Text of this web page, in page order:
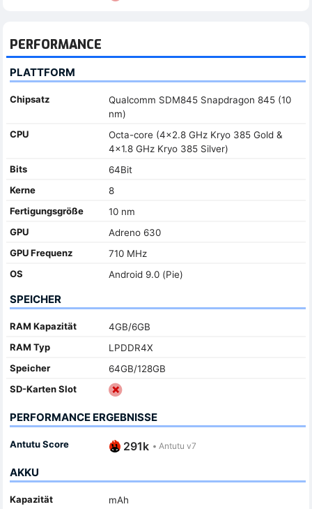
PERFORMANCE
PLATTFORM
Chipsatz
Qualcomm SDM845 Snapdragon 845 (10
nm)
CPU
Octa-core (4x2.8 GHz Kryo 385 Gold &
4x1.8 GHz Kryo 385 Silver)
Bits
64Bit
Kerne
8
Fertigungsgröße
10 nm
GPU
Adreno 630
GPU Frequenz
710 MHz
OS
Android 9.0 (Pie)
SPEICHER
RAM Kapazität
4GB/6GB
RAM Typ
LPDDR4X
Speicher
64GB/128GB
SD-Karten Slot
PERFORMANCE ERGEBNISSE
Antutu Score 291k • Antutu v7
AKKU
Kapazität
mAh